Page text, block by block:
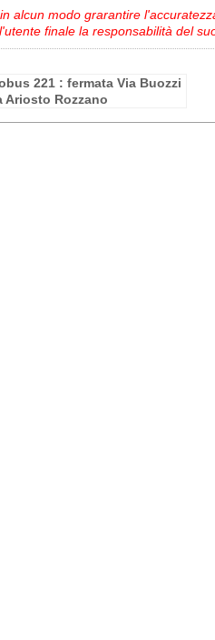
alcun modo grarantire
finale la responsabilità del
221 : fermata Via Buozzi
Ariosto Rozzano